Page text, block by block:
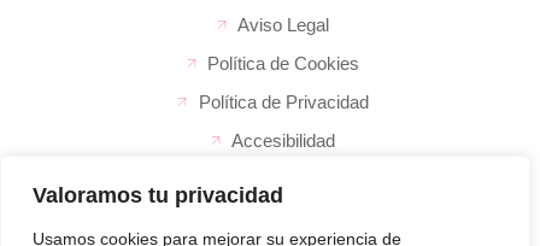
Valoramos tu privacidad
Usamos cookies para mejorar su experiencia de
La empresa
Aviso Legal
Política de Cookies
Política de Privacidad
Accesibilidad